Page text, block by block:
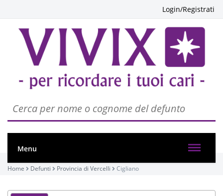
Login/Registrati
Menu
Home Defunti Provincia di Vercelli Cigliano